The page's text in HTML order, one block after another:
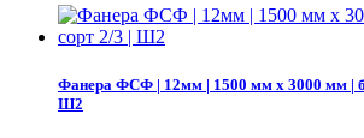
Фанера ФСФ | 12мм | 1500 мм х 3000 мм |
Ш2